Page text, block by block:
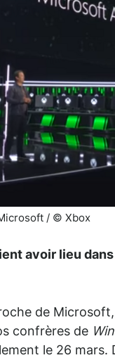
/ © Xbox
avoir lieu
de
confrères de
le 26 mars.